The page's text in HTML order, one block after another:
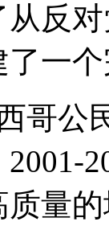
反
一
哥公
量